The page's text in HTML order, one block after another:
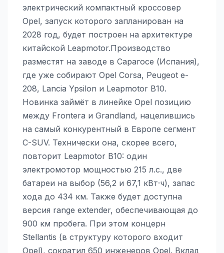
электрический компактный кроссовер
Opel, запуск которого запланирован на
2028 год, будет построен на архитектуре
китайской Leapmotor.Производство
разместят на заводе в Сарагосе (Испания),
где уже собирают Opel Corsa, Peugeot e-
208, Lancia Ypsilon и Leapmotor B10.
Новинка займёт в линейке Opel позицию
между Frontera и Grandland, нацелившись
на самый конкурентный в Европе сегмент
C-SUV. Технически она, скорее всего,
повторит Leapmotor B10: один
электромотор мощностью 215 л.с., две
батареи на выбор (56,2 и 67,1 кВт·ч), запас
хода до 434 км. Также будет доступна
версия range extender, обеспечивающая до
900 км пробега. При этом концерн
Stellantis (в структуру которого входит
Opel), сократил 650 инженеров Opel. Вклад